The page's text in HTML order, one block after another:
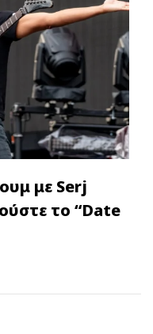
με Serj
το “Date